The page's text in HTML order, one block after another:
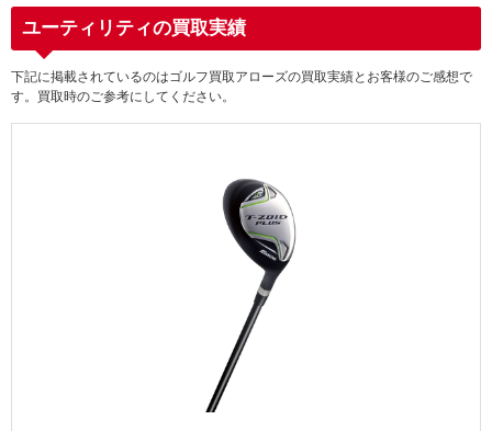
ユーティリティの買取実績
下記に掲載されているのはゴルフ買取アローズの買取実績とお客様のご感想で
す。買取時のご参考にしてください。